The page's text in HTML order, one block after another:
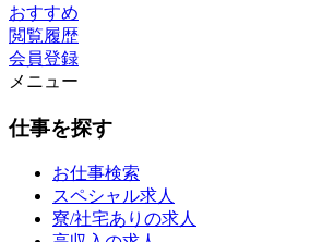
おすすめ
閲覧履歴
会員登録
メニュー
仕事を探す
お仕事検索
スペシャル求人
寮/社宅ありの求人